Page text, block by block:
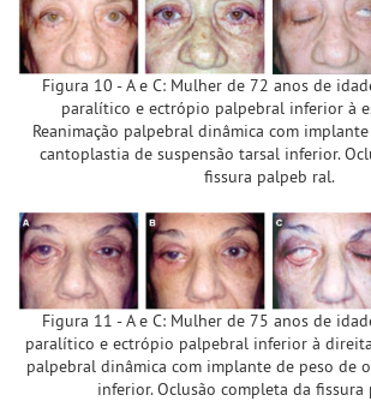
Figura 10 - A e C: Mulher de 72 anos de
paralítico e ectrópio palpebral inferior à
Reanimação palpebral dinâmica com
cantoplastia de suspensão tarsal inferior.
fissura palpeb ral.
Figura 11 - A e C: Mulher de 75 anos de
paralítico e ectrópio palpebral inferior à
palpebral dinâmica com implante de peso de
inferior. Oclusão completa da fissura